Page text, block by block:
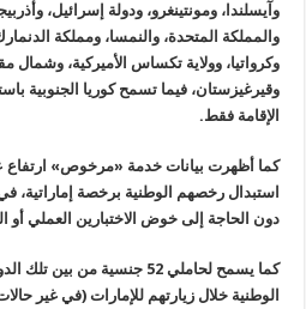
وآيسلندا، ومونتينغرو، ودولة إسرائيل،
والمملكة المتحدة، والنمسا، ومملكة
وكرواتيا، وولاية تكساس الأميركية، وشمال
وقيرغيزستان، فيما تسمح كوريا الجنوبية
الإقامة فقط.
كما أظهرت بيانات خدمة «مرخوص» ارتفاع
دون الحاجة إلى خوض الاختبارين العملي أو
كما يسمح لحاملي 52 جنسية من
الوطنية خلال زيارتهم للإمارات (في غير